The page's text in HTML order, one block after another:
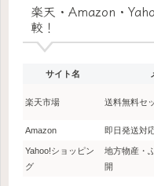
楽天・Amazon・
較！
サイト名
楽天市場 送料無料セ
Amazon 即日発送対
Yahoo!ショッピン
グ
地方物産・
開